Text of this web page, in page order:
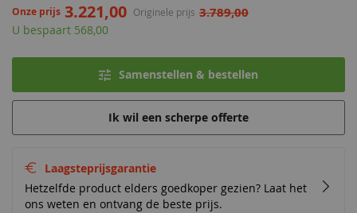
Originele prijs 3.789,00
Onze prijs 3.221,00
U bespaart 568,00
Laagsteprijsgarantie
Hetzelfde product elders goedkoper gezien? Laat het
ons weten en ontvang de beste prijs.
Samenstellen & bestellen
Ik wil een scherpe offerte